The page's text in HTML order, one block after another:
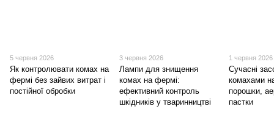
5 червня 2026
Як контролювати комах на
фермі без зайвих витрат і
постійної обробки
3 червня 2026
Лампи для знищення
комах на фермі:
ефективний контроль
шкідників у тваринництві
1 червня 2026
Сучасні
комахами
порошки,
пастки